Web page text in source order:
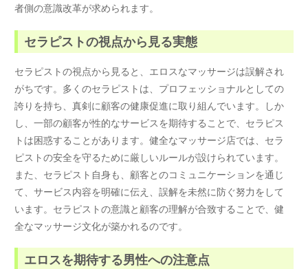
者側の意識改革が求められます。
セラピストの視点から見る実態
セラピストの視点から見ると、エロスなマッサージは誤解され
がちです。多くのセラピストは、プロフェッショナルとしての
誇りを持ち、真剣に顧客の健康促進に取り組んでいます。しか
し、一部の顧客が性的なサービスを期待することで、セラピス
トは困惑することがあります。健全なマッサージ店では、セラ
ピストの安全を守るために厳しいルールが設けられています。
また、セラピスト自身も、顧客とのコミュニケーションを通じ
て、サービス内容を明確に伝え、誤解を未然に防ぐ努力をして
います。セラピストの意識と顧客の理解が合致することで、健
全なマッサージ文化が築かれるのです。
エロスを期待する男性への注意点